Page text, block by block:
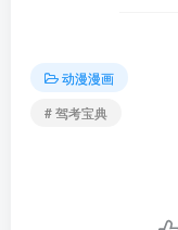
动漫漫画
# 驾考宝典